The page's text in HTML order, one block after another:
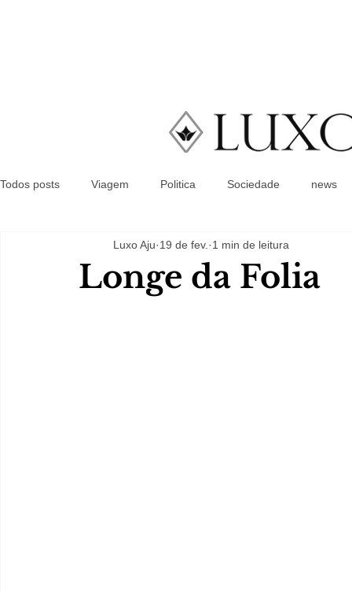
Todos posts Viagem Politica Sociedade news
Longe da Folia
Luxo Aju 19 de fev. 1 min de leitura